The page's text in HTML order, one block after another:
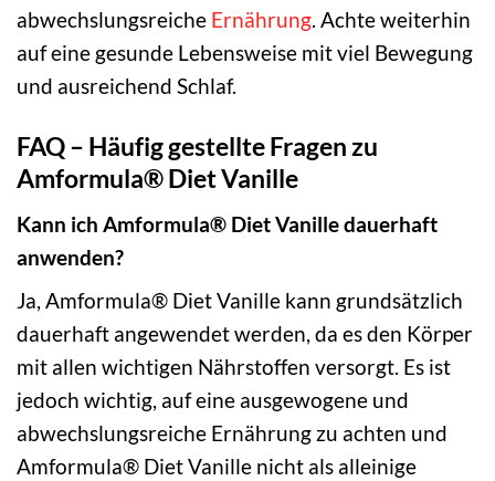
abwechslungsreiche Ernährung. Achte weiterhin
auf eine gesunde Lebensweise mit viel Bewegung
und ausreichend Schlaf.
FAQ – Häufig gestellte Fragen zu
Amformula® Diet Vanille
Kann ich Amformula® Diet Vanille dauerhaft
anwenden?
Ja, Amformula® Diet Vanille kann grundsätzlich
dauerhaft angewendet werden, da es den Körper
mit allen wichtigen Nährstoffen versorgt. Es ist
jedoch wichtig, auf eine ausgewogene und
abwechslungsreiche Ernährung zu achten und
Amformula® Diet Vanille nicht als alleinige